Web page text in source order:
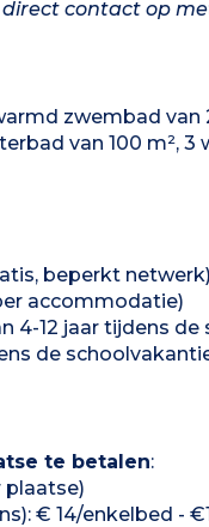
contact op
zwembad
van 100 m², 3
beperkt netwerk)
accommodatie)
4-12 jaar tijdens
de
te betalen:
plaatse)
€ 14/enkelbed -